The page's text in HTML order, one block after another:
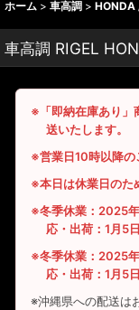
ホーム > 車高調 > HONDA
車高調 RIGEL
※「即納在庫あり」
送いたします。
※営業日10時以降の
※本日は休業日のた
※冬季休業：2025
応・出荷：1月5
※冬季休業：2025
応・出荷：1月5
※沖縄県への配送は